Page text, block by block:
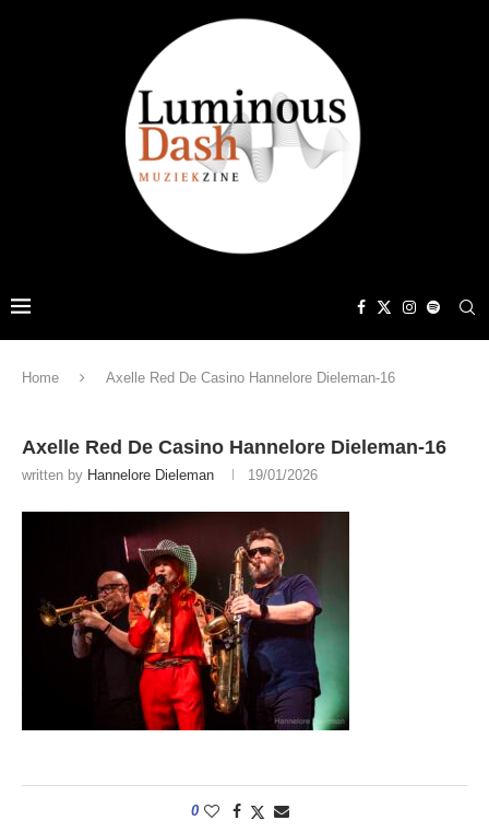
Home Axelle Red De Casino Hannelore Dieleman-16
Axelle Red De Casino Hannelore Dieleman-16
written by Hannelore Dieleman 19/01/2026
0